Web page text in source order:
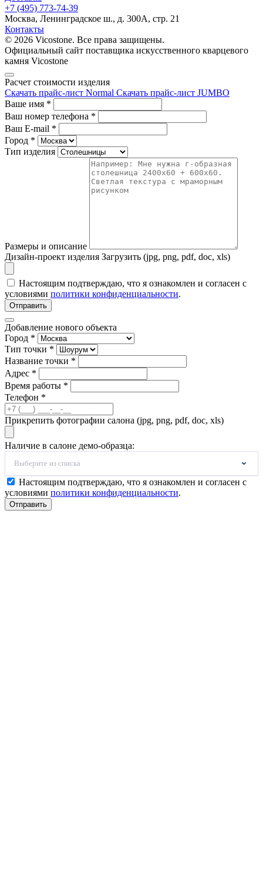
+7 (495) 773-74-39
Москва, Ленинградское ш., д. 300А, стр. 21
Контакты
© 2026 Vicostone. Все права защищены.
Официальный сайт поставщика искусственного кварцевого
камня Vicostone
Расчет стоимости изделия
Скачать прайс-лист Normal Скачать прайс-лист JUMBO
Ваше имя *
Ваш номер телефона *
Ваш E-mail *
Город *
Тип изделия
Размеры и описание
Дизайн-проект изделия Загрузить (jpg, png, pdf, doc, xls)
Настоящим подтверждаю, что я ознакомлен и согласен с
условиями политики конфиденциальности.
Отправить
Добавление нового объекта
Город *
Тип точки *
Название точки *
Адрес *
Время работы *
Телефон *
Прикрепить фотографии салона (jpg, png, pdf, doc, xls)
Наличие в салоне демо-образца:
Выберите из списка
Настоящим подтверждаю, что я ознакомлен и согласен с
условиями политики конфиденциальности.
Отправить